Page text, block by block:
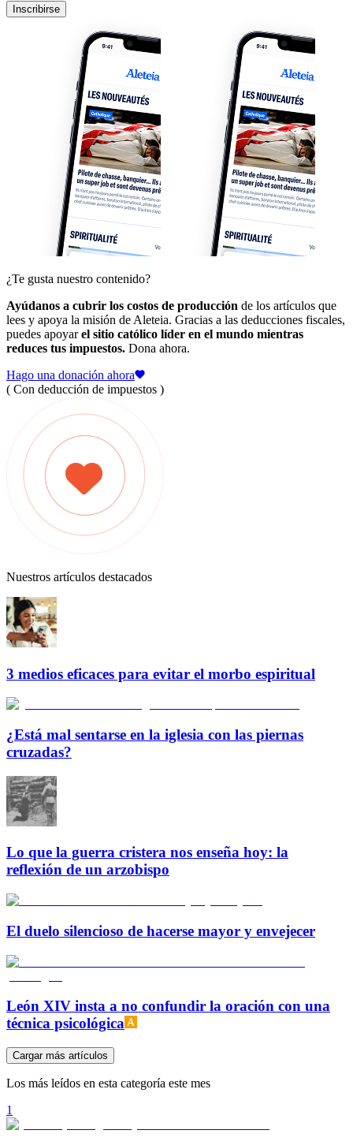
Inscribirse
¿Te gusta nuestro contenido?
Ayúdanos a cubrir los costos de producción de los artículos que
lees y apoya la misión de Aleteia. Gracias a las deducciones fiscales,
puedes apoyarel sitio católico líder en el mundo mientras
reduces tus impuestos. Dona ahora.
Hago una donación ahora
( Con deducción de impuestos )
Nuestros artículos destacados
3 medios eficaces para evitar el morbo espiritual
¿Está mal sentarse en la iglesia con las piernas
cruzadas?
Lo que la guerra cristera nos enseña hoy: la
reflexión de un arzobispo
El duelo silencioso de hacerse mayor y envejecer
León XIV insta a no confundir la oración con una
técnica psicológica
Cargar más artículos
Los más leídos en esta categoría este mes
1